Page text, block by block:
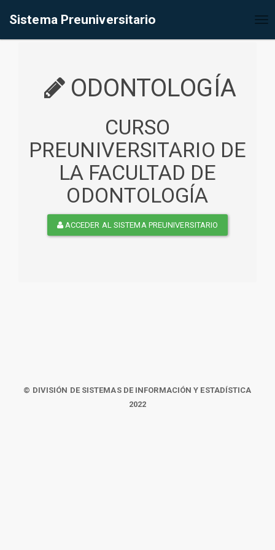
Sistema Preuniversitario
ODONTOLOGÍA
CURSO
PREUNIVERSITARIO DE
LA FACULTAD DE
ODONTOLOGÍA
ACCEDER AL SISTEMA PREUNIVERSITARIO
© DIVISIÓN DE SISTEMAS DE INFORMACIÓN Y ESTADÍSTICA
2022